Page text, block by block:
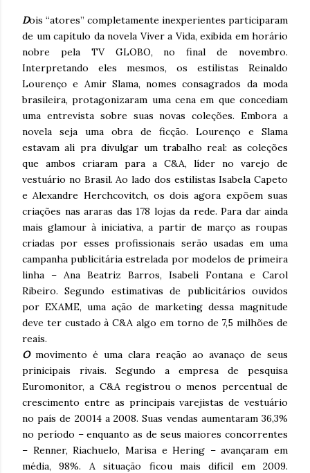
prazerosa da última se...
Dois “atores” completamente inexperientes participaram
de um capítulo da novela Viver a Vida, exibida em horário
nobre pela TV GLOBO, no final de novembro.
Interpretando eles mesmos, os estilistas Reinaldo
Lourenço e Amir Slama, nomes consagrados da moda
brasileira, protagonizaram uma cena em que concediam
uma entrevista sobre suas novas coleções. Embora a
novela seja uma obra de ficção. Lourenço e Slama
estavam ali pra divulgar um trabalho real: as coleções
que ambos criaram para a C&A, líder no varejo de
vestuário no Brasil. Ao lado dos estilistas Isabela Capeto
e Alexandre Herchcovitch, os dois agora expõem suas
criações nas araras das 178 lojas da rede. Para dar ainda
mais glamour à iniciativa, a partir de março as roupas
criadas por esses profissionais serão usadas em uma
campanha publicitária estrelada por modelos de primeira
linha – Ana Beatriz Barros, Isabeli Fontana e Carol
Ribeiro. Segundo estimativas de publicitários ouvidos
por EXAME, uma ação de marketing dessa magnitude
deve ter custado à C&A algo em torno de 7,5 milhões de
reais.
O movimento é uma clara reação ao avanaço de seus
prinicipais rivais. Segundo a empresa de pesquisa
Euromonitor, a C&A registrou o menos percentual de
crescimento entre as principais varejistas de vestuário
no país de 20014 a 2008. Suas vendas aumentaram 36,3%
no período – enquanto as de seus maiores concorrentes
– Renner, Riachuelo, Marisa e Hering – avançaram em
média, 98%. A situação ficou mais difícil em 2009.